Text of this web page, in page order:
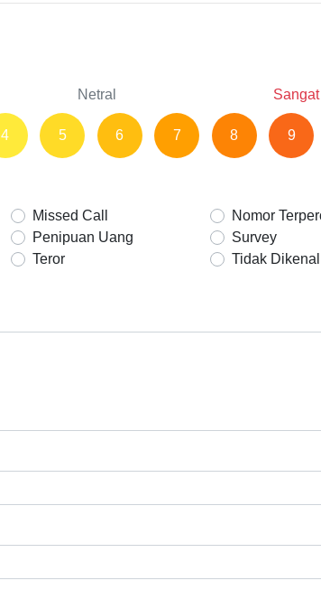
Netral
4 5 6 7 8 9
Missed Call
Nomor
Penipuan Uang
Survey
Teror
Tidak Dikenal